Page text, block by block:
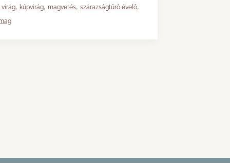
virág, kúpvirág, magvetés, szárazságtűrő évelő,